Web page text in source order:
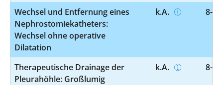
Wechsel und Entfernung eines
Nephrostomiekatheters:
Wechsel ohne operative
Dilatation
k.A. 8-
Therapeutische Drainage der
Pleurahöhle: Großlumig
k.A. 8-